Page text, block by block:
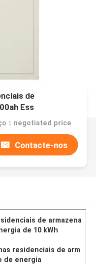
de
Ess
：negotiated price
Contacte-nos
de armazena
de 10 kWh
residenciais de arm
de energia